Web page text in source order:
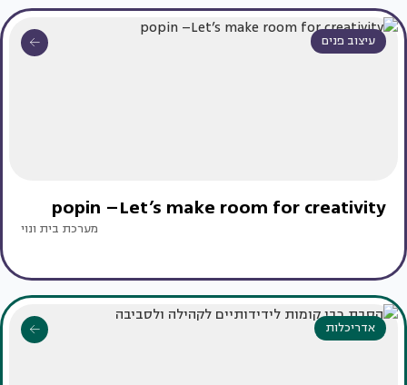
עיצוב פנים
popin –Let’s make room for creativity
מערכת בית ונוי
אדריכלות